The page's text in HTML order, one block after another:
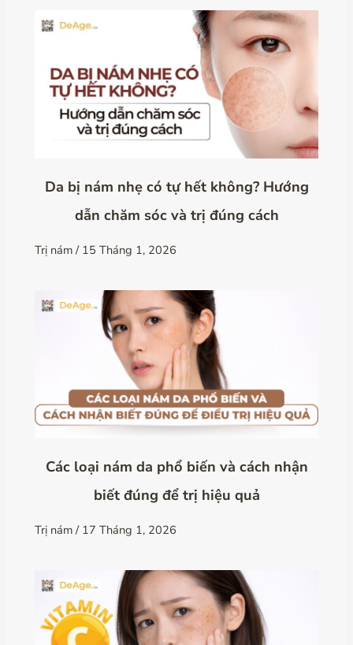
Da bị nám nhẹ có tự hết không? Hướng
dẫn chăm sóc và trị đúng cách
Trị nám / 15 Tháng 1, 2026
Các loại nám da phổ biến và cách nhận
biết đúng để trị hiệu quả
Trị nám / 17 Tháng 1, 2026